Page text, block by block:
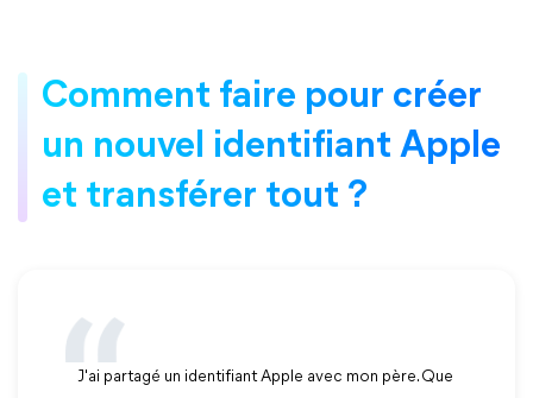
Comment faire pour créer
un nouvel identifiant Apple
et transférer tout ?
J'ai partagé un identifiant Apple avec mon père. Que